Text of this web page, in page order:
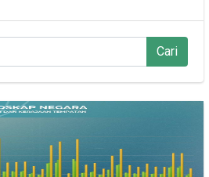
Cari